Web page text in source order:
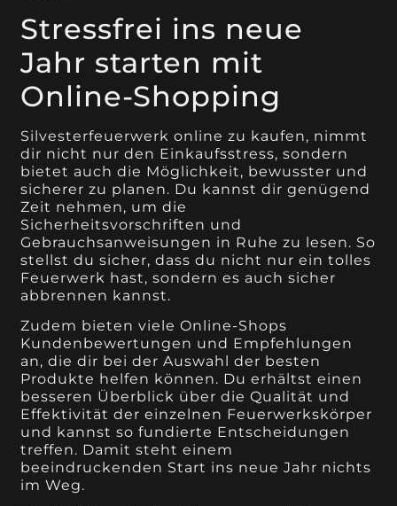
Stressfrei ins neue
Jahr starten mit
Online-Shopping
Silvesterfeuerwerk online zu kaufen, nimmt
dir nicht nur den Einkaufsstress, sondern
bietet auch die Möglichkeit, bewusster und
sicherer zu planen. Du kannst dir genügend
Zeit nehmen, um die
Sicherheitsvorschriften und
Gebrauchsanweisungen in Ruhe zu lesen. So
stellst du sicher, dass du nicht nur ein tolles
Feuerwerk hast, sondern es auch sicher
abbrennen kannst.
Zudem bieten viele Online-Shops
Kundenbewertungen und Empfehlungen
an, die dir bei der Auswahl der besten
Produkte helfen können. Du erhältst einen
besseren Überblick über die Qualität und
Effektivität der einzelnen Feuerwerkskörper
und kannst so fundierte Entscheidungen
treffen. Damit steht einem
beeindruckenden Start ins neue Jahr nichts
im Weg.